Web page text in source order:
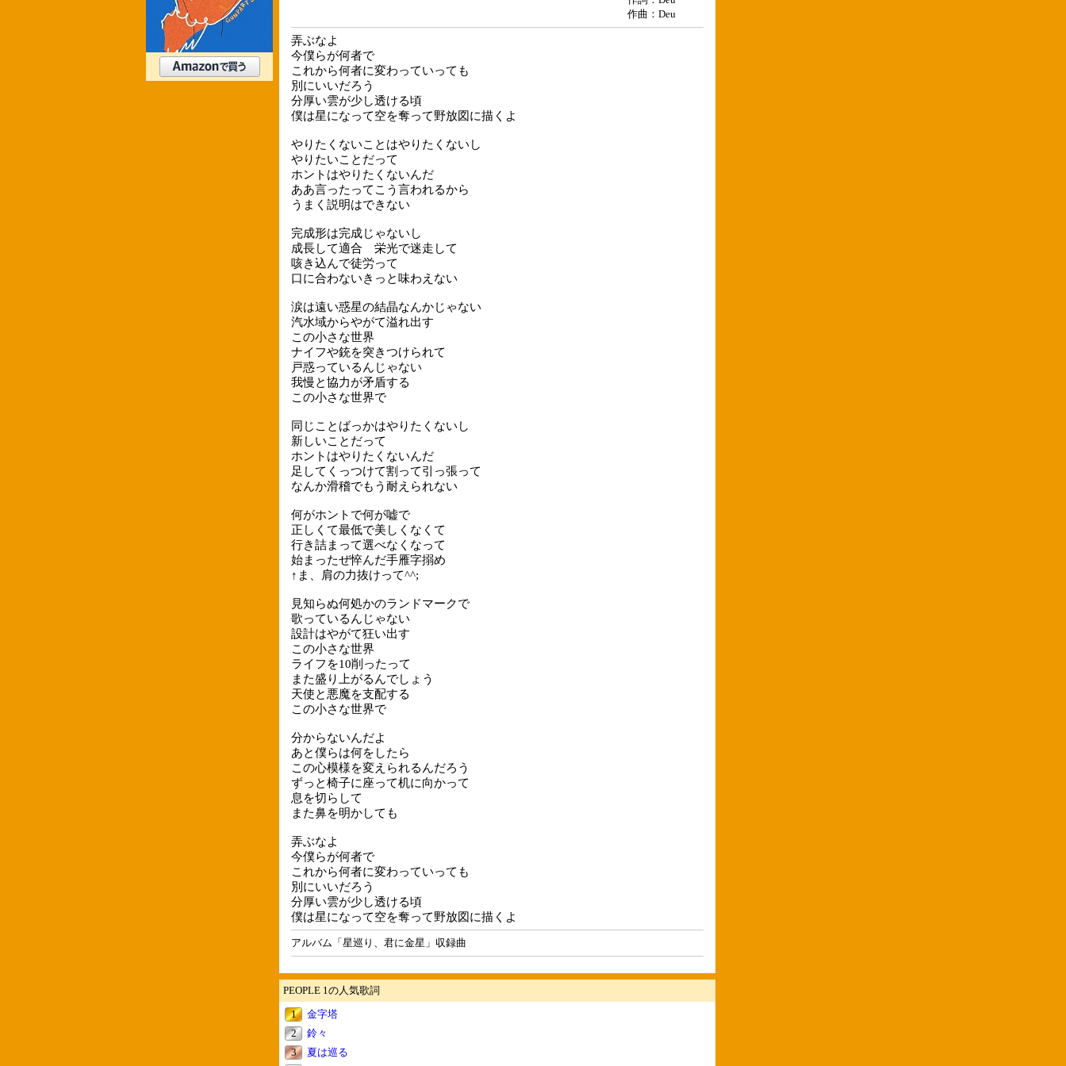
作曲：Deu
弄ぶなよ
今僕らが何者で
これから何者に変わっていっても
別にいいだろう
分厚い雲が少し透ける頃
僕は星になって空を奪って野放図に描くよ
やりたくないことはやりたくないし
やりたいことだって
ホントはやりたくないんだ
ああ言ったってこう言われるから
うまく説明はできない
完成形は完成じゃないし
成長して適合 栄光で迷走して
咳き込んで徒労って
口に合わないきっと味わえない
涙は遠い惑星の結晶なんかじゃない
汽水域からやがて溢れ出す
この小さな世界
ナイフや銃を突きつけられて
戸惑っているんじゃない
我慢と協力が矛盾する
この小さな世界で
同じことばっかはやりたくないし
新しいことだって
ホントはやりたくないんだ
足してくっつけて割って引っ張って
なんか滑稽でもう耐えられない
何がホントで何が嘘で
正しくて最低で美しくなくて
行き詰まって選べなくなって
始まったぜ悴んだ手雁字搦め
↑ま、肩の力抜けって^^;
見知らぬ何処かのランドマークで
歌っているんじゃない
設計はやがて狂い出す
この小さな世界
ライフを10削ったって
また盛り上がるんでしょう
天使と悪魔を支配する
この小さな世界で
分からないんだよ
あと僕らは何をしたら
この心模様を変えられるんだろう
ずっと椅子に座って机に向かって
息を切らして
また鼻を明かしても
弄ぶなよ
今僕らが何者で
これから何者に変わっていっても
別にいいだろう
分厚い雲が少し透ける頃
僕は星になって空を奪って野放図に描くよ
アルバム「星巡り、君に金星」収録曲
PEOPLE 1の人気歌詞
1
金字塔
2
鈴々
3
夏は巡る